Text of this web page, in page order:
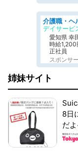
デイサービ
愛知県 幸
時給1,200
正社員
スポンサ
姉妹サイト
8日
だよ